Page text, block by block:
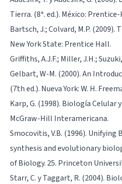
Tierra. (8ª. ed.). México:
Bartsch, J.; Colvard, M.P.
New York State: Prentice Hall.
Griffiths, A.J.F.; Miller, J.H.;
Gelbart, W-M. (2000). An
(7th ed.). Nueva York: W. H.
Karp, G. (1998). Biología Celular
McGraw-Hill Interamericana.
Smocovitis, V.B. (1996).
synthesis and evolutionary
of Biology. 25. Princeton
Starr, C. y Taggart, R. (2004).